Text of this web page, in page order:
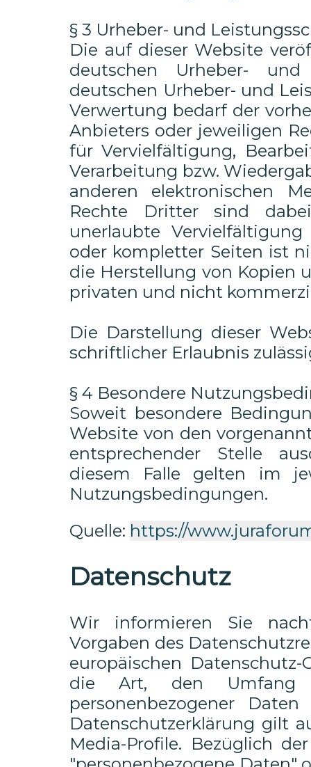
§ 3 Urheber- und
Die auf dieser Website
deutschen Urheber- und
deutschen Urheber- und
Verwertung bedarf der
Anbieters oder jeweiligen
für Vervielfältigung,
Verarbeitung bzw.
anderen elektronischen
Rechte Dritter sind
unerlaubte
oder kompletter Seiten ist
die Herstellung von Kopien
privaten und nicht
Die Darstellung dieser
schriftlicher Erlaubnis
§ 4 Besondere
Soweit besondere
Website von den
entsprechender Stelle
diesem Falle gelten im
Nutzungsbedingungen.
Quelle: https://
Datenschutz
Wir informieren Sie
Vorgaben des
europäischen
die Art, den Umfang
personenbezogener
Datenschutzerklärung gilt
Media-Profile. Bezüglich